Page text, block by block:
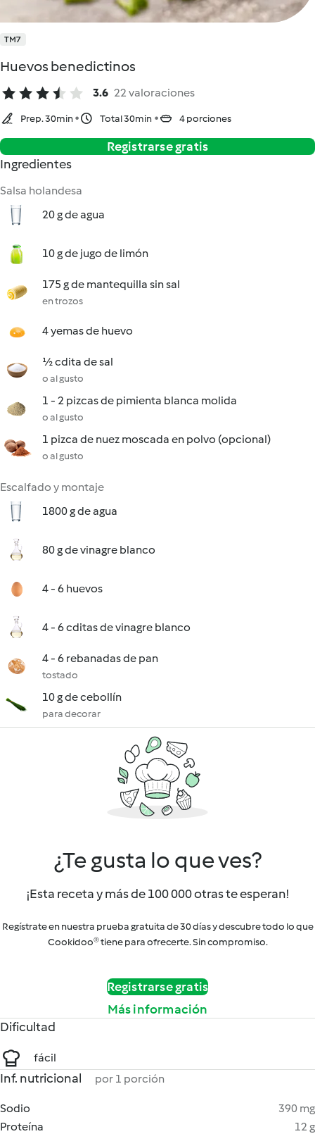
TM7
Huevos benedictinos
3.6 22 valoraciones
Prep. 30min Total 30min 4 porciones
Registrarse gratis
Ingredientes
Salsa holandesa
20 g de agua
10 g de jugo de limón
175 g de mantequilla sin sal
en trozos
4 yemas de huevo
½ cdita de sal
o al gusto
1 - 2 pizcas de pimienta blanca molida
o al gusto
1 pizca de nuez moscada en polvo (opcional)
o al gusto
Escalfado y montaje
1800 g de agua
80 g de vinagre blanco
4 - 6 huevos
4 - 6 cditas de vinagre blanco
4 - 6 rebanadas de pan
tostado
10 g de cebollín
para decorar
¿Te gusta lo que ves?
¡Esta receta y más de 100 000 otras te esperan!
Regístrate en nuestra prueba gratuita de 30 días y descubre todo lo que
Cookidoo® tiene para ofrecerte. Sin compromiso.
Registrarse gratis
Más información
Dificultad
fácil
Inf. nutricional por 1 porción
Sodio
390 mg
Proteína
12 g